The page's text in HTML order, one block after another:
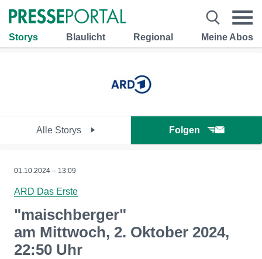
Storys Blaulicht Regional Meine Abos
Alle Storys Folgen
01.10.2024 – 13:09
ARD Das Erste
"maischberger"
am Mittwoch, 2. Oktober 2024,
22:50 Uhr